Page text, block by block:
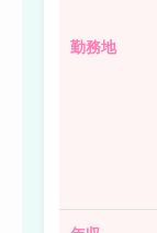
勤務地